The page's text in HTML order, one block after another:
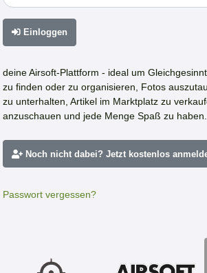
Einloggen
deine Airsoft-Plattform - ideal um
zu finden oder zu organisieren, Fotos
zu unterhalten, Artikel im Marktplatz zu
anzuschauen und jede Menge Spaß zu haben.
Noch nicht dabei? Jetzt kostenlos
Passwort vergessen?